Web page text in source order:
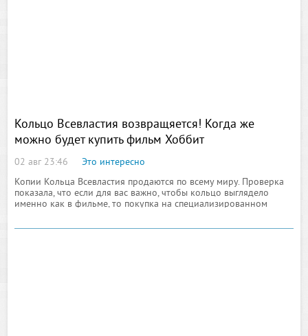
Кольцо Всевластия возвращяется! Когда же
можно будет купить фильм Хоббит
02 авг 23:46
Это интересно
Копии Кольца Всевластия продаются по всему миру. Проверка
показала, что если для вас важно, чтобы кольцо выглядело
именно как в фильме, то покупка на специализированном